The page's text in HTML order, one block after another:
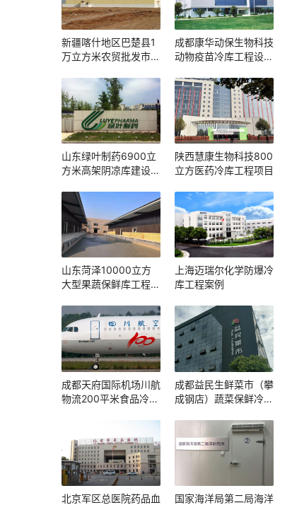
新疆喀什地区巴楚县1
万立方米农贸批发市场
成都康华动保生物科技
动物疫苗冷库工程设计
山东绿叶制药6900立
方米高架阴凉库建设方
陕西慧康生物科技800
立方医药冷库工程项目
山东菏泽10000立方
大型果蔬保鲜库工程项
上海迈瑞尔化学防爆冷
库工程案例
成都天府国际机场川航
物流200平米食品冷库
成都益民生鲜菜市（攀
成钢店）蔬菜保鲜冷库
北京军区总医院药品血
国家海洋局第二局海洋